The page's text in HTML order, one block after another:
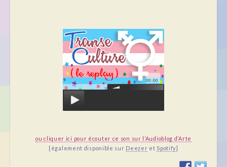
00:00
ou cliquer ici pour écouter ce son sur l’Audioblog d’Arte
[également disponible sur Deezer et Spotify]